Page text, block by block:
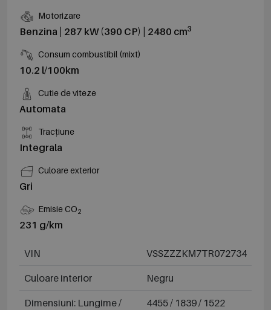
Motorizare
Benzina | 287 kW (390 CP) | 2480 cm3
Consum combustibil (mixt)
10.2 l/100km
Cutie de viteze
Automata
Tracțiune
Integrala
Culoare exterior
Gri
Emisie CO2
231 g/km
VIN VSSZZZKM7TR072734
Culoare interior Negru
Dimensiuni: Lungime /
4455 / 1839 / 1522